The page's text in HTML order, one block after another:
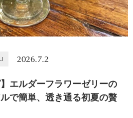
2026.7.2
エルダーフラワーゼリーの
で簡単、透き通る初夏の贅